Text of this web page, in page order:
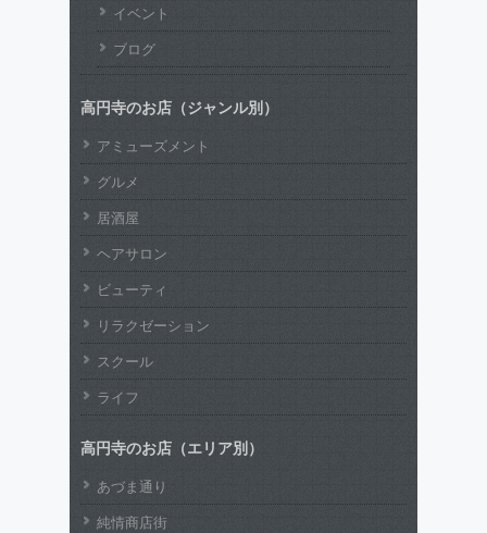
イベント
ブログ
高円寺のお店（ジャンル別）
アミューズメント
グルメ
居酒屋
ヘアサロン
ビューティ
リラクゼーション
スクール
ライフ
高円寺のお店（エリア別）
あづま通り
純情商店街